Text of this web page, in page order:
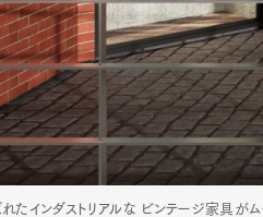
たインダストリアルな ビンテージ家具が